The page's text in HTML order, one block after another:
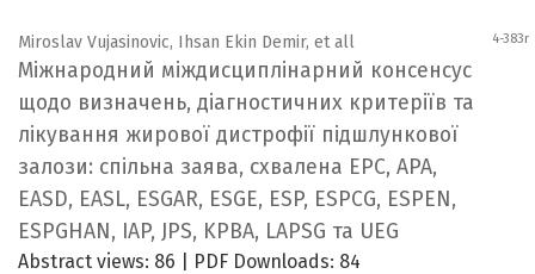
Miroslav Vujasinovic, Ihsan Ekin Demir, et all 4-383r
Міжнародний міждисциплінарний консенсус
щодо визначень, діагностичних критеріїв та
лікування жирової дистрофії підшлункової
залози: спільна заява, схвалена EPC, APA,
EASD, EASL, ESGAR, ESGE, ESP, ESPCG, ESPEN,
ESPGHAN, IAP, JPS, KPBA, LAPSG та UEG
Abstract views: 86 | PDF Downloads: 84